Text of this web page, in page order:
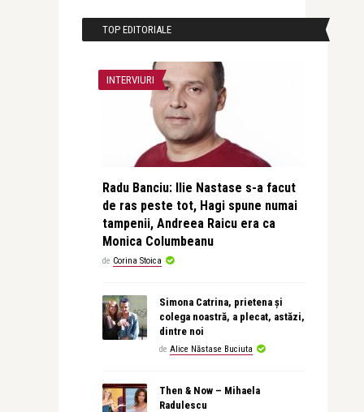
TOP EDITORIALE
INTERVIURI
Radu Banciu: Ilie Nastase s-a facut
de ras peste tot, Hagi spune numai
tampenii, Andreea Raicu era ca
Monica Columbeanu
de Corina Stoica
Simona Catrina, prietena și
colega noastră, a plecat, astăzi,
dintre noi
de Alice Năstase Buciuta
Then & Now – Mihaela
Radulescu